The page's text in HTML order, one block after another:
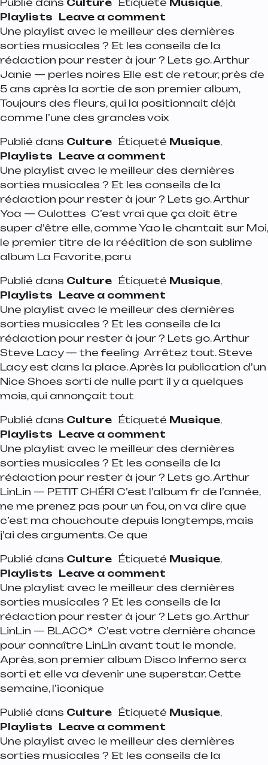
Publié dans Culture Étiqueté Musique,
Playlists Leave a comment
Une playlist avec le meilleur des dernières
sorties musicales ? Et les conseils de la
rédaction pour rester à jour ? Lets go. Arthur
Janie — perles noires Elle est de retour, près de
5 ans après la sortie de son premier album,
Toujours des fleurs, qui la positionnait déjà
comme l’une des grandes voix
Publié dans Culture Étiqueté Musique,
Playlists Leave a comment
Une playlist avec le meilleur des dernières
sorties musicales ? Et les conseils de la
rédaction pour rester à jour ? Lets go. Arthur
Yoa — Culottes C’est vrai que ça doit être
super d’être elle, comme Yao le chantait sur Moi,
le premier titre de la réédition de son sublime
album La Favorite, paru
Publié dans Culture Étiqueté Musique,
Playlists Leave a comment
Une playlist avec le meilleur des dernières
sorties musicales ? Et les conseils de la
rédaction pour rester à jour ? Lets go. Arthur
Steve Lacy — the feeling Arrêtez tout. Steve
Lacy est dans la place. Après la publication d’un
Nice Shoes sorti de nulle part il y a quelques
mois, qui annonçait tout
Publié dans Culture Étiqueté Musique,
Playlists Leave a comment
Une playlist avec le meilleur des dernières
sorties musicales ? Et les conseils de la
rédaction pour rester à jour ? Lets go. Arthur
LinLin — PETIT CHÉRI C’est l’album fr de l’année,
ne me prenez pas pour un fou, on va dire que
c’est ma chouchoute depuis longtemps, mais
j’ai des arguments. Ce que
Publié dans Culture Étiqueté Musique,
Playlists Leave a comment
Une playlist avec le meilleur des dernières
sorties musicales ? Et les conseils de la
rédaction pour rester à jour ? Lets go. Arthur
LinLin — BLACC* C’est votre dernière chance
pour connaître LinLin avant tout le monde.
Après, son premier album Disco Inferno sera
sorti et elle va devenir une superstar. Cette
semaine, l’iconique
Publié dans Culture Étiqueté Musique,
Playlists Leave a comment
Une playlist avec le meilleur des dernières
sorties musicales ? Et les conseils de la